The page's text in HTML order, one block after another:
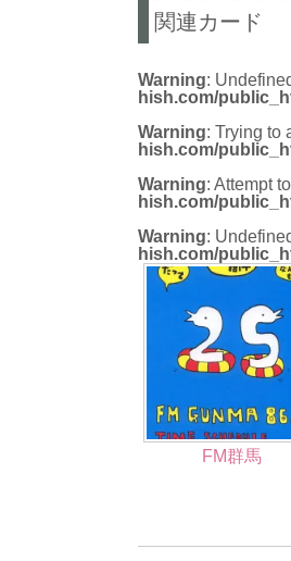
関連カード
Warning:
hish.com/
Warning: Trying to
hish.com/
Warning: Attempt
hish.com/
Warning:
hish.com/
FM群馬